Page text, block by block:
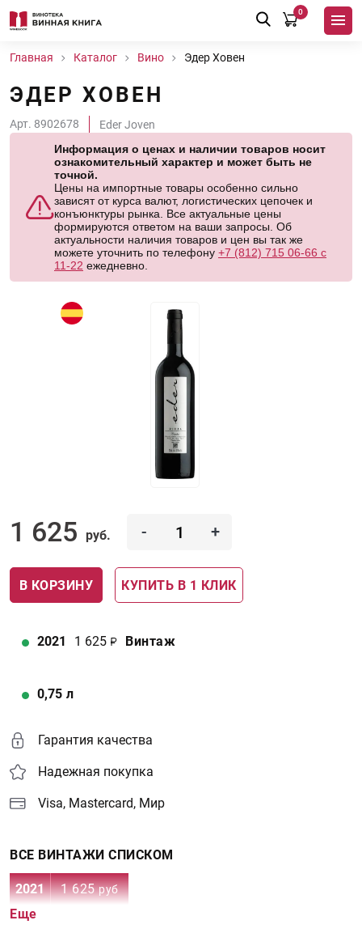
0
Главная Каталог Вино Эдер Ховен
ЭДЕР ХОВЕН
Арт. 8902678
Eder Joven
Информация о ценах и наличии товаров носит
ознакомительный характер и может быть не
точной.
Цены на импортные товары особенно сильно
зависят от курса валют, логистических цепочек и
конъюнктуры рынка. Все актуальные цены
формируются ответом на ваши запросы. Об
актуальности наличия товаров и цен вы так же
можете уточнить по телефону +7 (812) 715 06-66 с
11-22 ежедневно.
1 625 руб. - +
В КОРЗИНУ КУПИТЬ В 1 КЛИК
2021 1 625 Винтаж
0,75 л
Гарантия качества
Надежная покупка
Visa, Mastercard, Мир
ВСЕ ВИНТАЖИ СПИСКОМ
2021 1 625руб
Еще